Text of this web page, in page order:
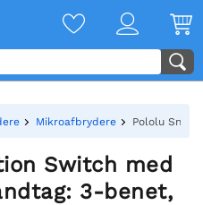
Mikroafbrydere Pololu
Switch med
3-benet,